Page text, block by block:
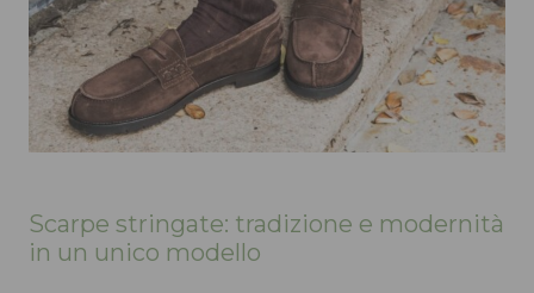
Scarpe stringate: tradizione e modernità
in un unico modello